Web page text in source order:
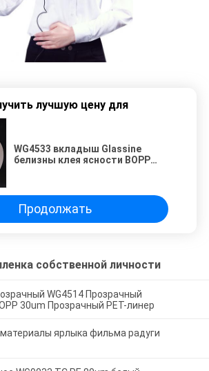
лучшую цену для
WG4533 вкладыш Glassine
белизны клея ясности BOPP
Продолжать
собственной личности
WG4514 Прозрачный
30um Прозрачный PET-линер
ярлыка фильма радуги